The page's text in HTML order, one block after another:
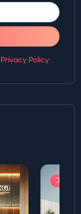
Privacy Policy
기타분